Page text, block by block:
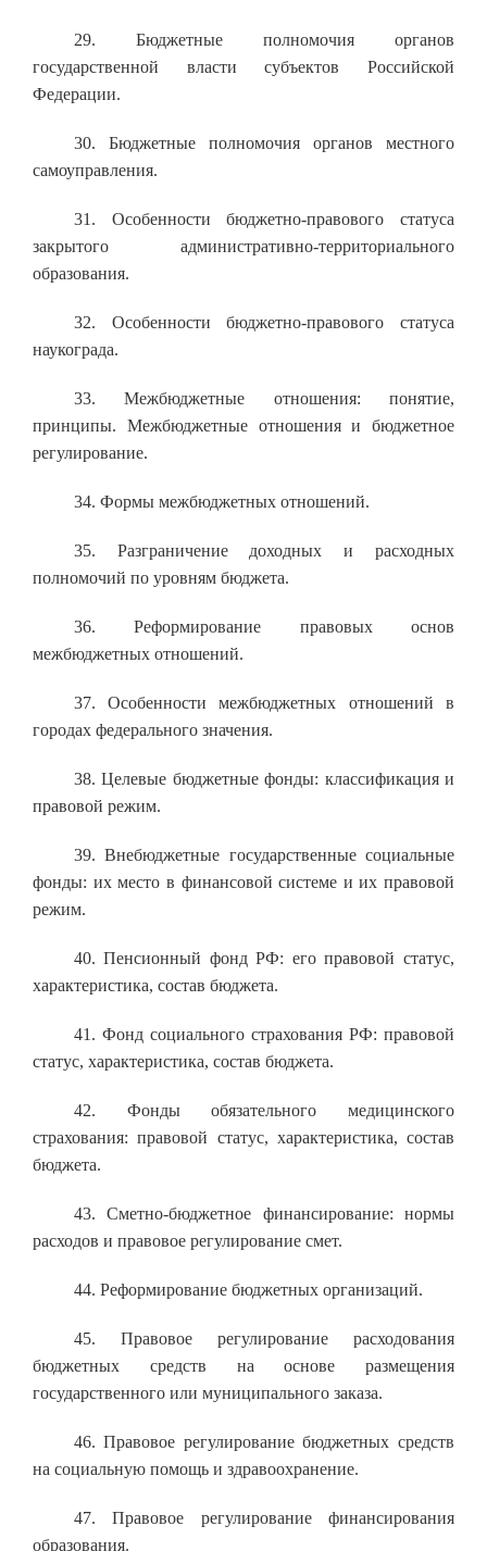
29. Бюджетные полномочия органов
государственной власти субъектов Российской
Федерации.
30. Бюджетные полномочия органов местного
самоуправления.
31. Особенности бюджетно-правового статуса
закрытого административно-территориального
образования.
32. Особенности бюджетно-правового статуса
наукограда.
33. Межбюджетные отношения: понятие,
принципы. Межбюджетные отношения и бюджетное
регулирование.
34. Формы межбюджетных отношений.
35. Разграничение доходных и расходных
полномочий по уровням бюджета.
36. Реформирование правовых основ
межбюджетных отношений.
37. Особенности межбюджетных отношений в
городах федерального значения.
38. Целевые бюджетные фонды: классификация и
правовой режим.
39. Внебюджетные государственные социальные
фонды: их место в финансовой системе и их правовой
режим.
40. Пенсионный фонд РФ: его правовой статус,
характеристика, состав бюджета.
41. Фонд социального страхования РФ: правовой
статус, характеристика, состав бюджета.
42. Фонды обязательного медицинского
страхования: правовой статус, характеристика, состав
бюджета.
43. Сметно-бюджетное финансирование: нормы
расходов и правовое регулирование смет.
44. Реформирование бюджетных организаций.
45. Правовое регулирование расходования
бюджетных средств на основе размещения
государственного или муниципального заказа.
46. Правовое регулирование бюджетных средств
на социальную помощь и здравоохранение.
47. Правовое регулирование финансирования
образования.